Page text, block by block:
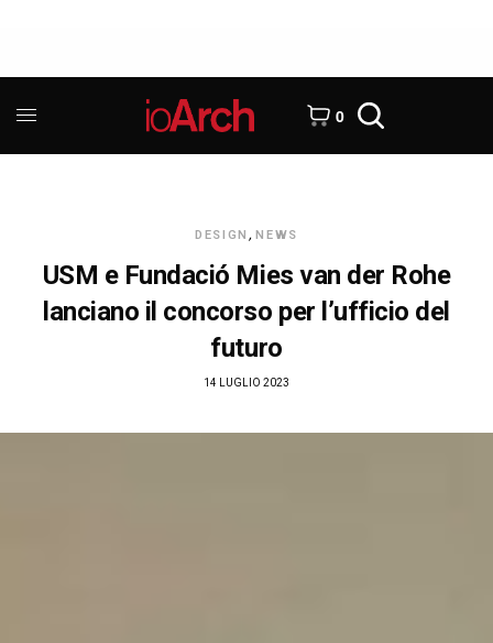
0
DESIGN , NEWS
USM e Fundació Mies van der Rohe
lanciano il concorso per l’ufficio del
futuro
14 LUGLIO 2023